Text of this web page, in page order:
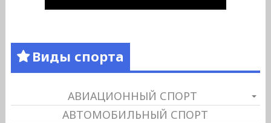
Виды спорта
АВИАЦИОННЫЙ СПОРТ
АВТОМОБИЛЬНЫЙ СПОРТ